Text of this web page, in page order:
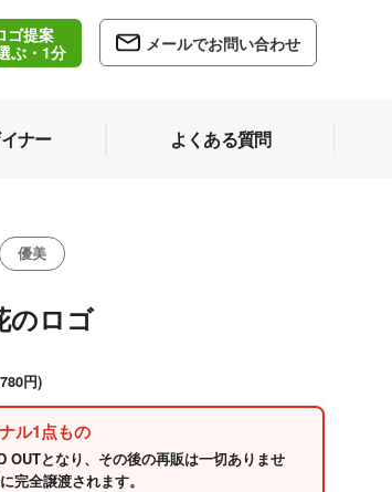
ゴ提案
ぶ・1分
メールでお問い合わせ
ナー よくある質問
優美
のロゴ
円)
ル1点もの
OUTとなり、その後の再販は一切ありませ
完全譲渡されます。